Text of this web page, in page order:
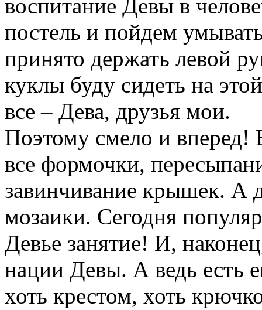
воспитание Девы в
постель и пойдем
принято держать левой
куклы буду сидеть на
все – Дева, друзья мои.
Поэтому смело и
все формочки,
завинчивание крышек. А
мозаики. Сегодня
Девье занятие! И,
нации Девы. А ведь есть
хоть крестом, хоть